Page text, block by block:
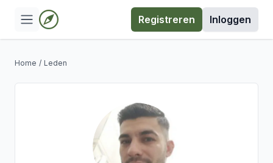
Registreren Inloggen
Home / Leden